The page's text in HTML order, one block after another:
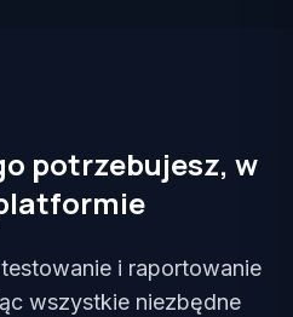
potrzebujesz, w
i raportowanie
wszystkie niezbędne